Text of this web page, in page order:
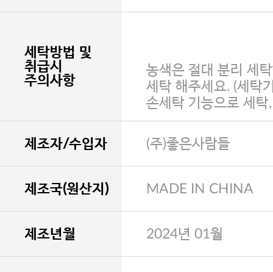
세탁방법 및
취급시
주의사항
농색은 절대 분리 세
세탁 해주세요. (세탁
손세탁 기능으로 세탁
제조자/수입자 (주)좋은사람들
제조국(원산지) MADE IN CHINA
제조년월 2024년 01월